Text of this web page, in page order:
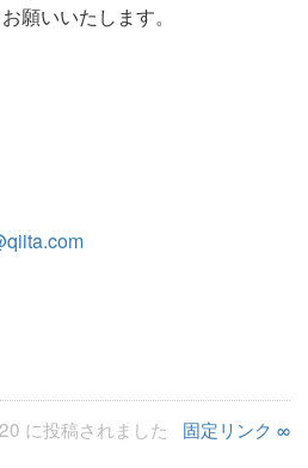
願いいたします。
に投稿されました 固定リンク ∞